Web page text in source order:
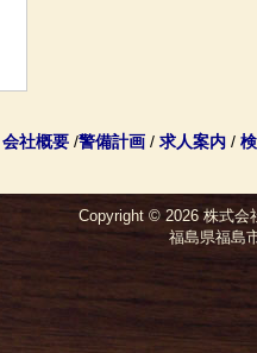
会社概要/警備計画/ 求人案内/
Copyright © 2026 株式会
福島県福島